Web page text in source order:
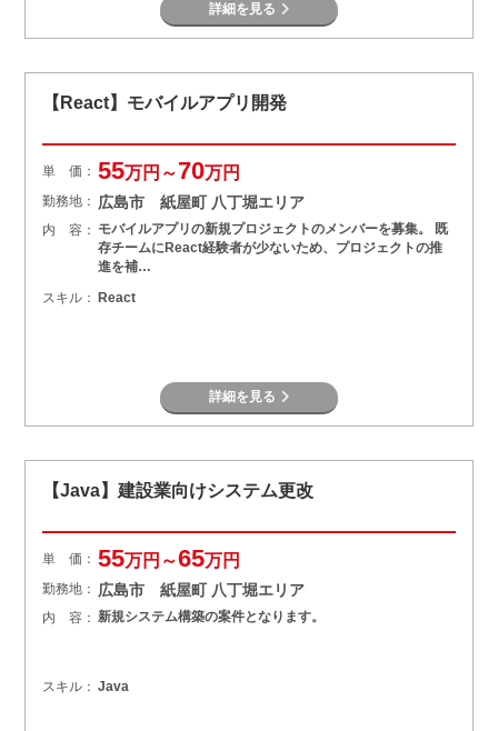
詳細を見る
【React】モバイルアプリ開発
単 価： 55万円～70万円
勤務地： 広島市 紙屋町 八丁堀エリア
内 容： モバイルアプリの新規プロジェクトのメンバーを募集。 既
存チームにReact経験者が少ないため、プロジェクトの推
進を補…
スキル： React
詳細を見る
【Java】建設業向けシステム更改
単 価： 55万円～65万円
勤務地： 広島市 紙屋町 八丁堀エリア
内 容： 新規システム構築の案件となります。
スキル： Java